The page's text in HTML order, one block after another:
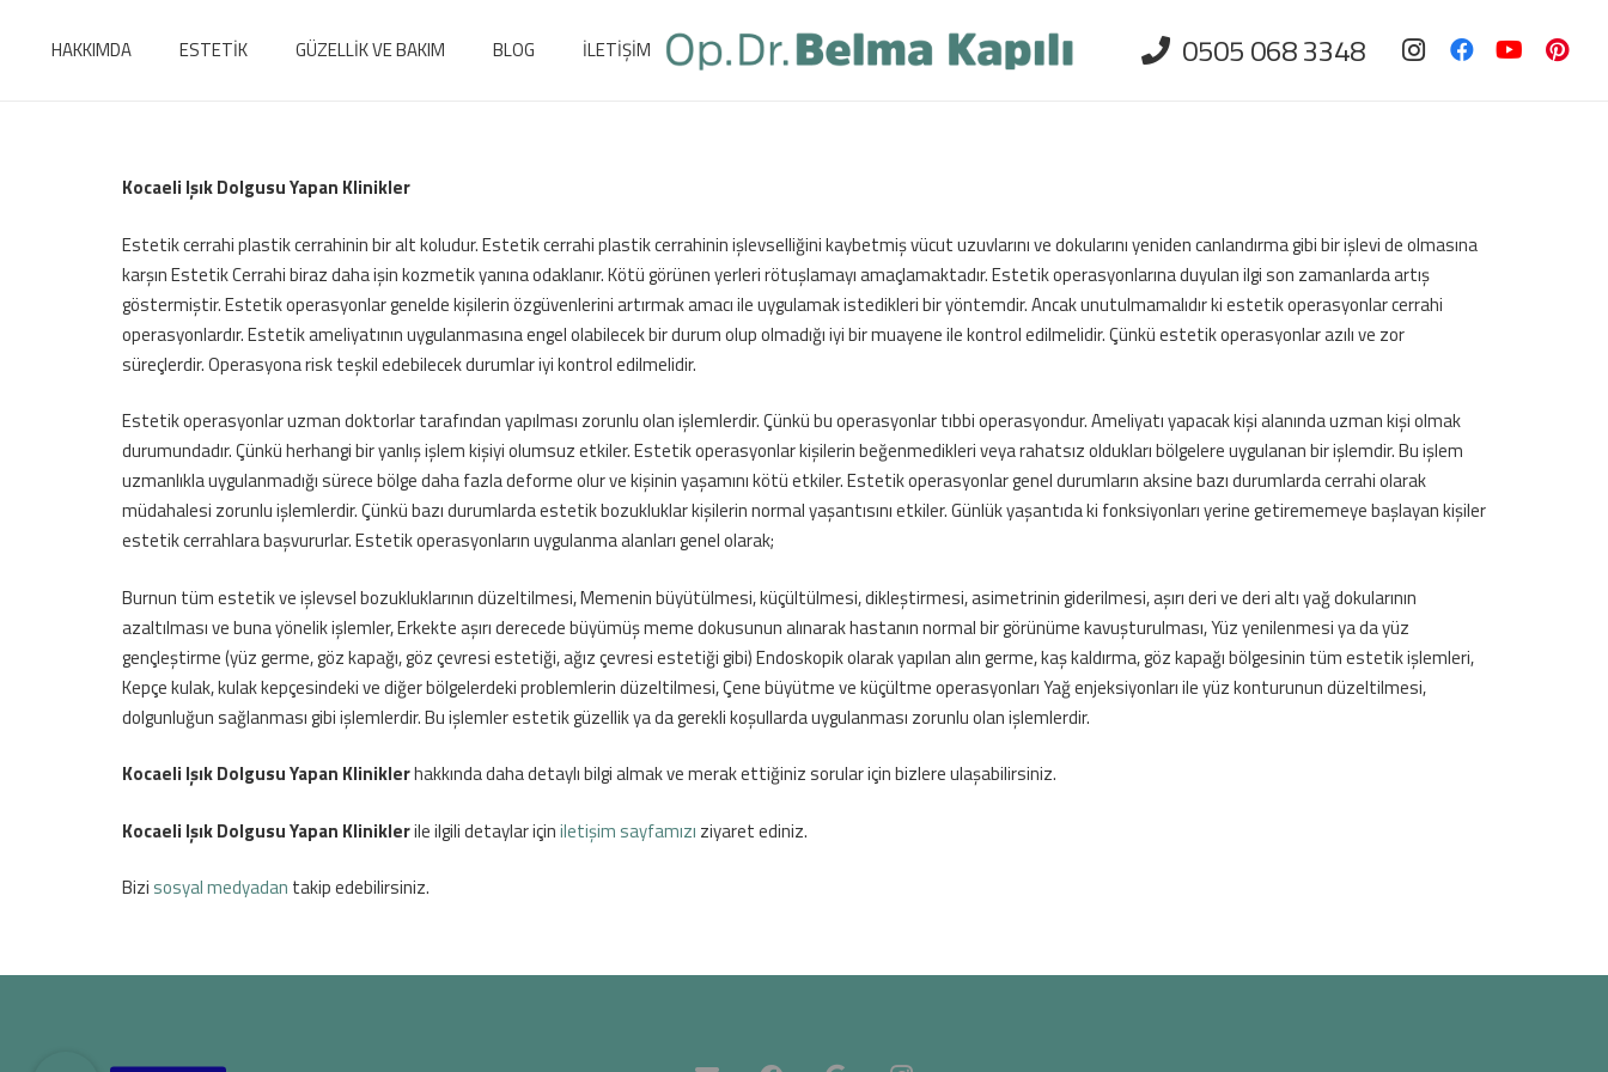
HAKKIMDA ESTETİK GÜZELLİK VE BAKIM BLOG İLETİŞİM 0505 068 3348
Kocaeli Işık Dolgusu Yapan Klinikler
Estetik cerrahi plastik cerrahinin bir alt koludur. Estetik cerrahi plastik cerrahinin işlevselliğini kaybetmiş vücut uzuvlarını ve dokularını yeniden canlandırma gibi bir işlevi de olmasına
karşın Estetik Cerrahi biraz daha işin kozmetik yanına odaklanır. Kötü görünen yerleri rötuşlamayı amaçlamaktadır. Estetik operasyonlarına duyulan ilgi son zamanlarda artış
göstermiştir. Estetik operasyonlar genelde kişilerin özgüvenlerini artırmak amacı ile uygulamak istedikleri bir yöntemdir. Ancak unutulmamalıdır ki estetik operasyonlar cerrahi
operasyonlardır. Estetik ameliyatının uygulanmasına engel olabilecek bir durum olup olmadığı iyi bir muayene ile kontrol edilmelidir. Çünkü estetik operasyonlar azılı ve zor
süreçlerdir. Operasyona risk teşkil edebilecek durumlar iyi kontrol edilmelidir.
Estetik operasyonlar uzman doktorlar tarafından yapılması zorunlu olan işlemlerdir. Çünkü bu operasyonlar tıbbi operasyondur. Ameliyatı yapacak kişi alanında uzman kişi olmak
durumundadır. Çünkü herhangi bir yanlış işlem kişiyi olumsuz etkiler. Estetik operasyonlar kişilerin beğenmedikleri veya rahatsız oldukları bölgelere uygulanan bir işlemdir. Bu işlem
uzmanlıkla uygulanmadığı sürece bölge daha fazla deforme olur ve kişinin yaşamını kötü etkiler. Estetik operasyonlar genel durumların aksine bazı durumlarda cerrahi olarak
müdahalesi zorunlu işlemlerdir. Çünkü bazı durumlarda estetik bozukluklar kişilerin normal yaşantısını etkiler. Günlük yaşantıda ki fonksiyonları yerine getirememeye başlayan kişiler
estetik cerrahlara başvururlar. Estetik operasyonların uygulanma alanları genel olarak;
Burnun tüm estetik ve işlevsel bozukluklarının düzeltilmesi, Memenin büyütülmesi, küçültülmesi, dikleştirmesi, asimetrinin giderilmesi, aşırı deri ve deri altı yağ dokularının
azaltılması ve buna yönelik işlemler, Erkekte aşırı derecede büyümüş meme dokusunun alınarak hastanın normal bir görünüme kavuşturulması, Yüz yenilenmesi ya da yüz
gençleştirme (yüz germe, göz kapağı, göz çevresi estetiği, ağız çevresi estetiği gibi) Endoskopik olarak yapılan alın germe, kaş kaldırma, göz kapağı bölgesinin tüm estetik işlemleri,
Kepçe kulak, kulak kepçesindeki ve diğer bölgelerdeki problemlerin düzeltilmesi, Çene büyütme ve küçültme operasyonları Yağ enjeksiyonları ile yüz konturunun düzeltilmesi,
dolgunluğun sağlanması gibi işlemlerdir. Bu işlemler estetik güzellik ya da gerekli koşullarda uygulanması zorunlu olan işlemlerdir.
Kocaeli Işık Dolgusu Yapan Kliniklerhakkında daha detaylı bilgi almak ve merak ettiğiniz sorular için bizlere ulaşabilirsiniz.
Kocaeli Işık Dolgusu Yapan Kliniklerile ilgili detaylar içiniletişim sayfamızı ziyaret ediniz.
Bizi sosyal medyadan takip edebilirsiniz.